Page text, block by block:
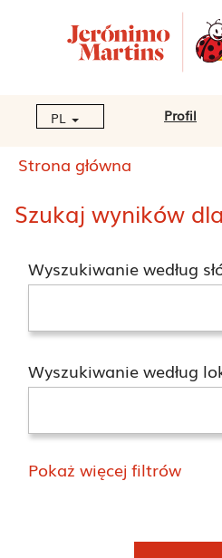
PL Profil
Strona główna
Szukaj wyników dla
Wyszukiwanie według
Wyszukiwanie według
Pokaż więcej filtrów